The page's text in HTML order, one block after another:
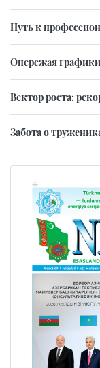
Путь к
Опережая
Вектор роста:
Забота о